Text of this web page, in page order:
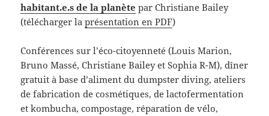
habitant.e.s de la planète par Christiane Bailey
(télécharger laprésentation en PDF)
Conférences sur l’éco-citoyenneté (Louis Marion,
Bruno Massé, Christiane Bailey et Sophia R-M), dîner
gratuit à base d’aliment du dumpster diving, ateliers
de fabrication de cosmétiques, de lactofermentation
et kombucha, compostage, réparation de vélo,